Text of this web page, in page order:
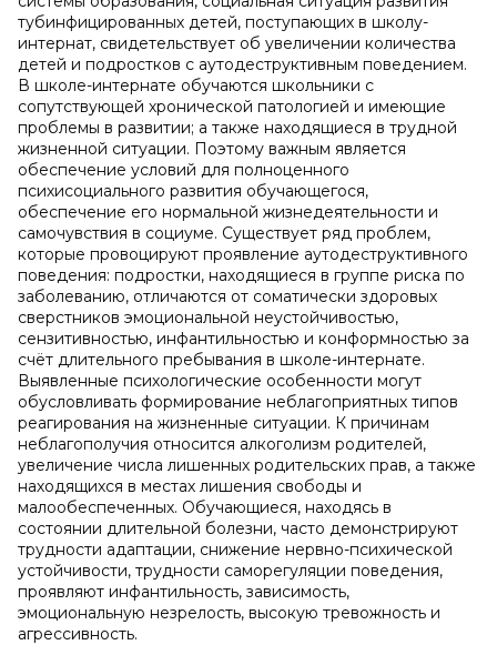
тубинфицированных детей, поступающих в школу-
интернат, свидетельствует об увеличении количества
детей и подростков с аутодеструктивным поведением.
В школе-интернате обучаются школьники с
сопутствующей хронической патологией и имеющие
проблемы в развитии; а также находящиеся в трудной
жизненной ситуации. Поэтому важным является
обеспечение условий для полноценного
психисоциального развития обучающегося,
обеспечение его нормальной жизнедеятельности и
самочувствия в социуме. Существует ряд проблем,
которые провоцируют проявление аутодеструктивного
поведения: подростки, находящиеся в группе риска по
заболеванию, отличаются от соматически здоровых
сверстников эмоциональной неустойчивостью,
сензитивностью, инфантильностью и конформностью за
счёт длительного пребывания в школе-интернате.
Выявленные психологические особенности могут
обусловливать формирование неблагоприятных типов
реагирования на жизненные ситуации. К причинам
неблагополучия относится алкоголизм родителей,
увеличение числа лишенных родительских прав, а также
находящихся в местах лишения свободы и
малообеспеченных. Обучающиеся, находясь в
состоянии длительной болезни, часто демонстрируют
трудности адаптации, снижение нервно-психической
устойчивости, трудности саморегуляции поведения,
проявляют инфантильность, зависимость,
эмоциональную незрелость, высокую тревожность и
агрессивность.